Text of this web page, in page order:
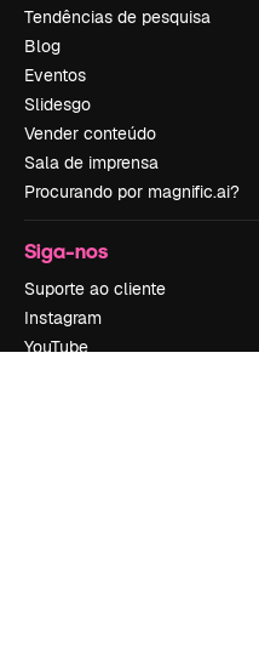
Tendências de pesquisa
Blog
Eventos
Slidesgo
Vender conteúdo
Sala de imprensa
Procurando por magnific.ai?
Siga-nos
Suporte ao cliente
Instagram
YouTube